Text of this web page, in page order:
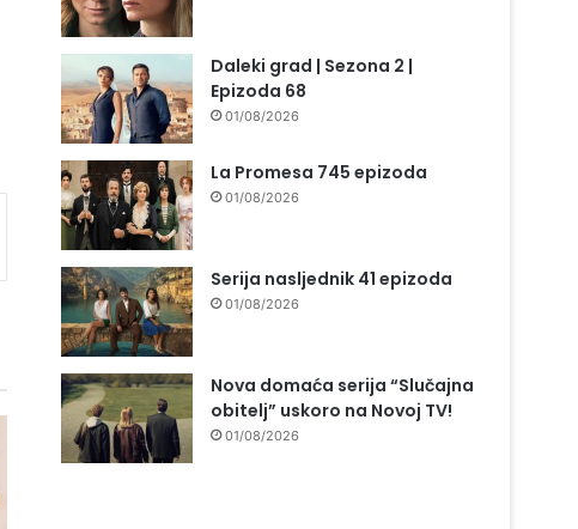
Daleki grad | Sezona 2 |
Epizoda 68
01/08/2026
La Promesa 745 epizoda
01/08/2026
Serija nasljednik 41 epizoda
01/08/2026
Nova domaća serija “Slučajna
obitelj” uskoro na Novoj TV!
01/08/2026